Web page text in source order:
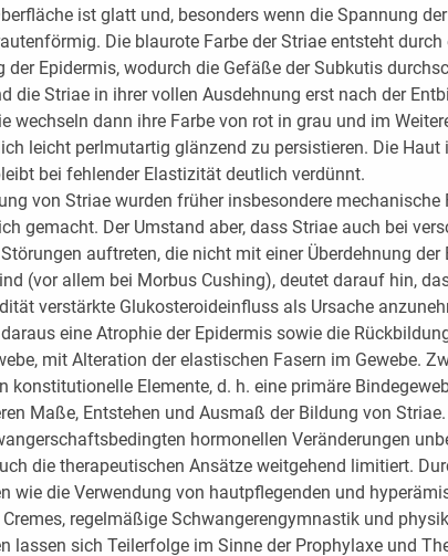
ist glatt und, besonders wenn die Spannung
Die blaurote Farbe der Striae entsteht durch
der Epidermis, wodurch die Gefäße der Subkutis
die Striae in ihrer vollen Ausdehnung erst nach der
wechseln dann ihre Farbe von rot in grau und im
leicht perlmutartig glänzend zu persistieren. Die Haut
bei fehlender Elastizität deutlich verdünnt.
von Striae wurden früher insbesondere mechanische
gemacht. Der Umstand aber, dass Striae auch bei
auftreten, die nicht mit einer Überdehnung der
(vor allem bei Morbus Cushing), deutet darauf hin,
verstärkte Glukosteroideinfluss als Ursache
eine Atrophie der Epidermis sowie die
mit Alteration der elastischen Fasern im Gewebe.
konstitutionelle Elemente, d. h. eine primäre
Maße, Entstehen und Ausmaß der Bildung von Striae.
hormonellen Veränderungen
die therapeutischen Ansätze weitgehend limitiert.
wie die Verwendung von hautpflegenden und
regelmäßige Schwangerengymnastik und
lassen sich Teilerfolge im Sinne der Prophylaxe und